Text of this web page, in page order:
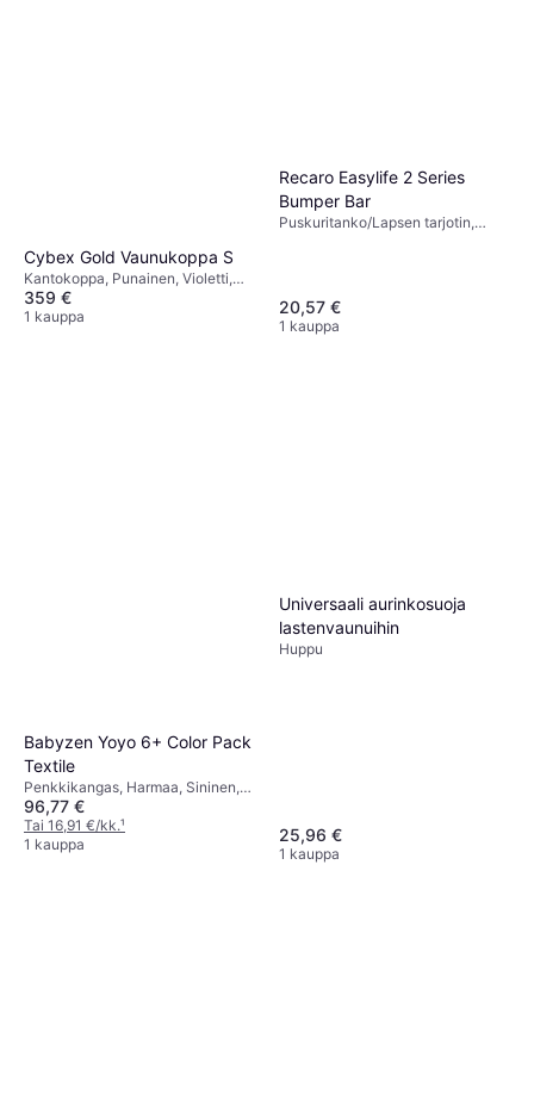
Cybex Gold Vaunukoppa S
Kantokoppa, Punainen, Violetti,
Musta, Sininen, Harmaa, Ruskea
359 €
1 kauppa
Recaro Easylife 2 Series
Bumper Bar
Puskuritanko/Lapsen tarjotin,
20,57 €
1 kauppa
Babyzen Yoyo 6+ Color Pack
Textile
Penkkikangas, Harmaa, Sininen,
Vaaleanpunainen, Punainen,
Oranssi, Musta, Vettähylkivä,
Pesunkestävä Kangas, Aukot 5-
96,77 €
Tai 16,91 €/kk.¹
1 kauppa
Universaali aurinkosuoja
lastenvaunuihin
Huppu
25,96 €
1 kauppa